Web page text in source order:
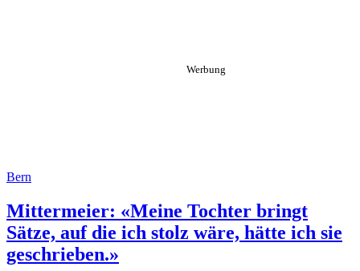
Bern
Mittermeier: «Meine Tochter bringt
Sätze, auf die ich stolz wäre, hätte ich sie
geschrieben.»